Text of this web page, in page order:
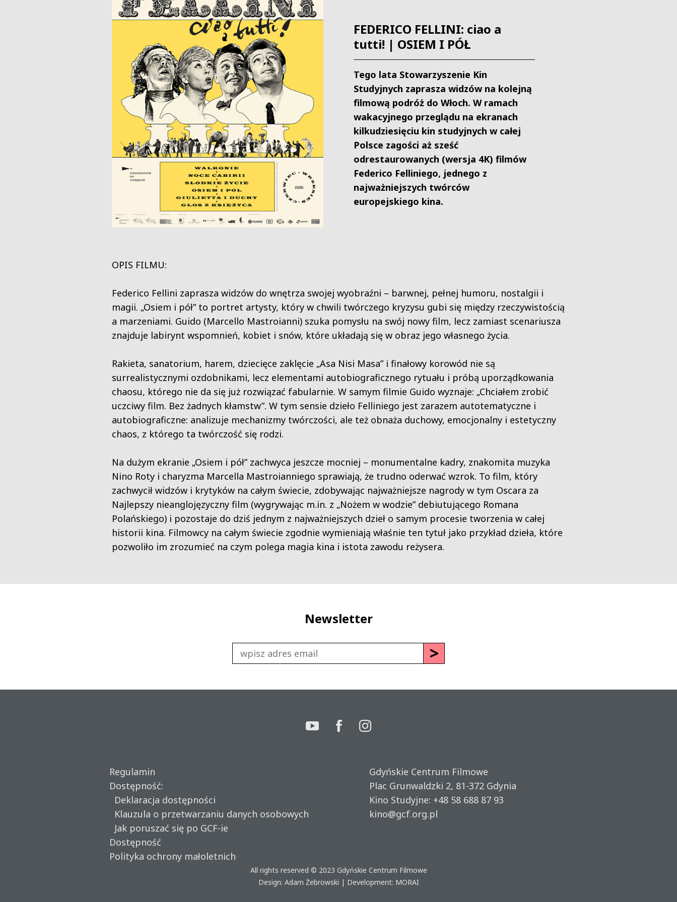
FEDERICO FELLINI: ciao a
tutti! | OSIEM I PÓŁ
Tego lata Stowarzyszenie Kin
Studyjnych zaprasza widzów na kolejną
filmową podróż do Włoch. W ramach
wakacyjnego przeglądu na ekranach
kilkudziesięciu kin studyjnych w całej
Polsce zagości aż sześć
odrestaurowanych (wersja 4K) filmów
Federico Felliniego, jednego z
najważniejszych twórców
europejskiego kina.
OPIS FILMU:
Federico Fellini zaprasza widzów do wnętrza swojej wyobraźni – barwnej, pełnej humoru, nostalgii i
magii. „Osiem i pół” to portret artysty, który w chwili twórczego kryzysu gubi się między rzeczywistością
a marzeniami. Guido (Marcello Mastroianni) szuka pomysłu na swój nowy film, lecz zamiast scenariusza
znajduje labirynt wspomnień, kobiet i snów, które układają się w obraz jego własnego życia.
Rakieta, sanatorium, harem, dziecięce zaklęcie „Asa Nisi Masa” i finałowy korowód nie są
surrealistycznymi ozdobnikami, lecz elementami autobiograficznego rytuału i próbą uporządkowania
chaosu, którego nie da się już rozwiązać fabularnie. W samym filmie Guido wyznaje: „Chciałem zrobić
uczciwy film. Bez żadnych kłamstw”. W tym sensie dzieło Felliniego jest zarazem autotematyczne i
autobiograficzne: analizuje mechanizmy twórczości, ale też obnaża duchowy, emocjonalny i estetyczny
chaos, z którego ta twórczość się rodzi.
Na dużym ekranie „Osiem i pół” zachwyca jeszcze mocniej – monumentalne kadry, znakomita muzyka
Nino Roty i charyzma Marcella Mastroianniego sprawiają, że trudno oderwać wzrok. To film, który
zachwycił widzów i krytyków na całym świecie, zdobywając najważniejsze nagrody w tym Oscara za
Najlepszy nieanglojęzyczny film (wygrywając m.in. z „Nożem w wodzie” debiutującego Romana
Polańskiego) i pozostaje do dziś jednym z najważniejszych dzieł o samym procesie tworzenia w całej
historii kina. Filmowcy na całym świecie zgodnie wymieniają właśnie ten tytuł jako przykład dzieła, które
pozwoliło im zrozumieć na czym polega magia kina i istota zawodu reżysera.
Newsletter
Regulamin
Dostępność:
Deklaracja dostępności
Klauzula o przetwarzaniu danych osobowych
Jak poruszać się po GCF-ie
Dostępność
Polityka ochrony małoletnich
Gdyńskie Centrum Filmowe
Plac Grunwaldzki 2, 81-372 Gdynia
Kino Studyjne: +48 58 688 87 93
kino@gcf.org.pl
All rights reserved © 2023 Gdyńskie Centrum Filmowe
Design: Adam Żebrowski | Development: MORAI